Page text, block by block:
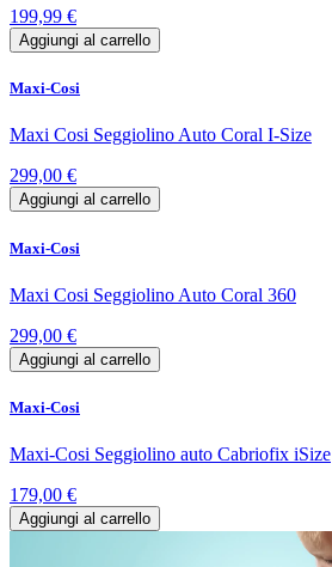
199,99 €
Aggiungi al carrello
Maxi-Cosi
Maxi Cosi Seggiolino Auto Coral I-Size
299,00 €
Aggiungi al carrello
Maxi-Cosi
Maxi Cosi Seggiolino Auto Coral 360
299,00 €
Aggiungi al carrello
Maxi-Cosi
Maxi-Cosi Seggiolino auto Cabriofix iSize
179,00 €
Aggiungi al carrello